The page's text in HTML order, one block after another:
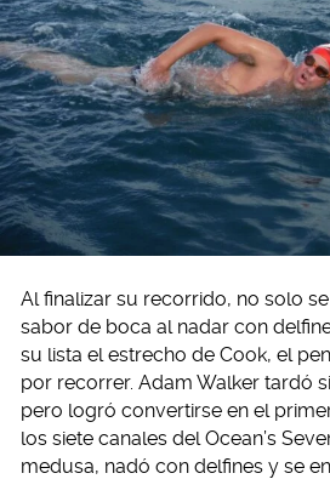
Al finalizar su recorrido, no solo
sabor de boca al nadar con
su lista el estrecho de Cook, el
por recorrer. Adam Walker tardó
pero logró convertirse en el
los siete canales del Ocean’s
medusa, nadó con delfines y se